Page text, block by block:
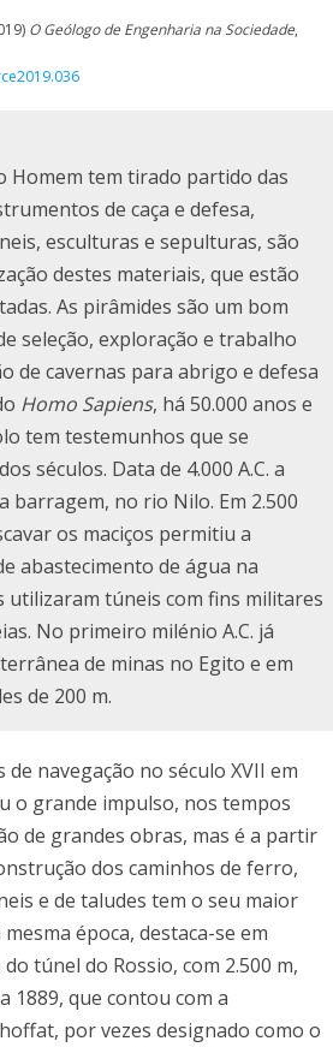
O Geólogo de Engenharia na Sociedade,
Homem tem tirado partido das
de caça e defesa,
esculturas e sepulturas, são
destes materiais, que estão
As pirâmides são um bom
seleção, exploração e trabalho
de cavernas para abrigo e defesa
Homo Sapiens, há 50.000 anos e
tem testemunhos que se
séculos. Data de 4.000 A.C. a
barragem, no rio Nilo. Em 2.500
os maciços permitiu a
abastecimento de água na
utilizaram túneis com fins militares
No primeiro milénio A.C. já
de minas no Egito e em
de 200 m.
de navegação no século XVII em
o grande impulso, nos tempos
de grandes obras, mas é a partir
dos caminhos de ferro,
e de taludes tem o seu maior
época, destaca-se em
túnel do Rossio, com 2.500 m,
1889, que contou com a
por vezes designado como o